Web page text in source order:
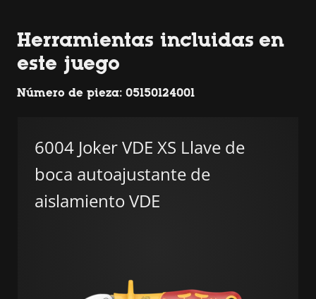
Herramientas incluidas en
este juego
Número de pieza: 05150124001
6004 Joker VDE XS Llave de
boca autoajustante de
aislamiento VDE